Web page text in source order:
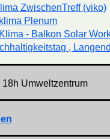
ZwischenTreff (viko)
Plenum
- Balkon Solar
,
Umweltzentrum